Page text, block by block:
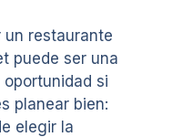
un restaurante
puede ser una
oportunidad si
planear bien:
elegir la